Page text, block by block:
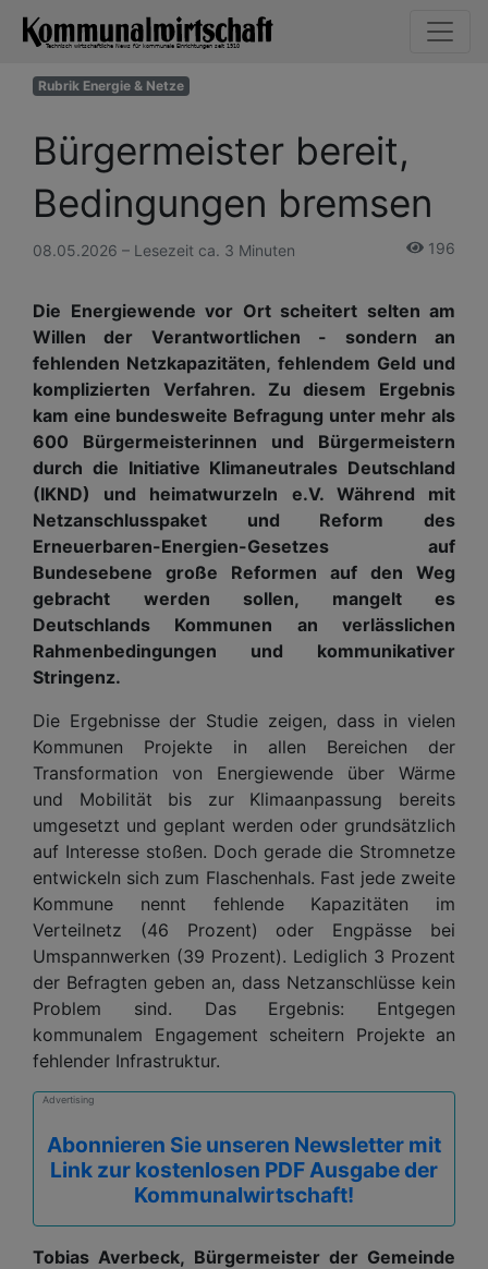
Rubrik Energie & Netze
Bür­ger­mei­ster bereit,
Be­din­gun­gen bremsen
08.05.2026 – Lesezeit ca. 3 Minuten 196
Die Energiewende vor Ort scheitert selten am
Willen der Verantwortlichen - sondern an
fehlenden Netzkapazitäten, fehlendem Geld und
komplizierten Verfahren. Zu diesem Ergebnis
kam eine bundesweite Befragung unter mehr als
600 Bürgermeisterinnen und Bürgermeistern
durch die Initiative Klimaneutrales Deutschland
(IKND) und heimatwurzeln e.V. Während mit
Netzanschlusspaket und Reform des
Erneuerbaren-Energien-Gesetzes auf
Bundesebene große Reformen auf den Weg
gebracht werden sollen, mangelt es
Deutschlands Kommunen an verlässlichen
Rahmenbedingungen und kommunikativer
Stringenz.
Die Ergebnisse der Studie zeigen, dass in vielen
Kommunen Projekte in allen Bereichen der
Transformation von Energiewende über Wärme
und Mobilität bis zur Klimaanpassung bereits
umgesetzt und geplant werden oder grundsätzlich
auf Interesse stoßen. Doch gerade die Stromnetze
entwickeln sich zum Flaschenhals. Fast jede zweite
Kommune nennt fehlende Kapazitäten im
Verteilnetz (46 Prozent) oder Engpässe bei
Umspannwerken (39 Prozent). Lediglich 3 Prozent
der Befragten geben an, dass Netzanschlüsse kein
Problem sind. Das Ergebnis: Entgegen
kommunalem Engagement scheitern Projekte an
fehlender Infrastruktur.
Advertising
Abonnieren Sie unseren Newsletter mit
Link zur kostenlosen PDF Ausgabe der
Kommunalwirtschaft!
Tobias Averbeck, Bürgermeister der Gemeinde